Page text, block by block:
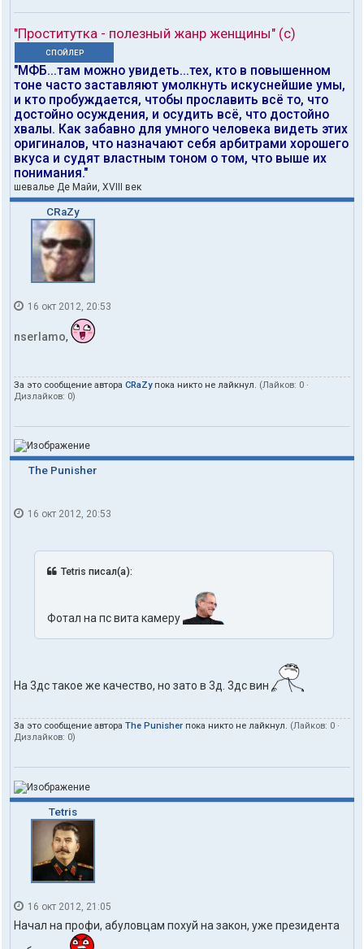
"Проститутка - полезный жанр женщины" (с)
СПОЙЛЕР
"МФБ...там можно увидеть...тех, кто в повышенном
тоне часто заставляют умолкнуть искуснейшие умы,
и кто пробуждается, чтобы прославить всё то, что
достойно осуждения, и осудить всё, что достойно
хвалы. Как забавно для умного человека видеть этих
оригиналов, что назначают себя арбитрами хорошего
вкуса и судят властным тоном о том, что выше их
понимания."
шевалье Де Майи, XVIII век
CRaZy
16 окт 2012, 20:53
nserlamo,
За это сообщение автора CRaZyпока никто не лайкнул. (Лайков: 0 ·
Дизлайков: 0)
The Punisher
16 окт 2012, 20:53
Tetris писал(а):
Фотал на пс вита камеру
На 3дс такое же качество, но зато в 3д. 3дс вин
За это сообщение автора The Punisher пока никто не лайкнул. (Лайков: 0 ·
Дизлайков: 0)
Tetris
16 окт 2012, 21:05
Начал на профи, абуловцам похуй на закон, уже президента